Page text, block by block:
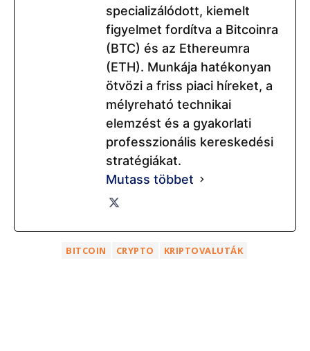
specializálódott, kiemelt
figyelmet fordítva a Bitcoinra
(BTC) és az Ethereumra
(ETH). Munkája hatékonyan
ötvözi a friss piaci híreket, a
mélyreható technikai
elemzést és a gyakorlati
professzionális kereskedési
stratégiákat.
Mutass többet
BITCOIN CRYPTO KRIPTOVALUTÁK